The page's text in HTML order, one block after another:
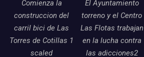
Comienza la
construccion del
carril bici de Las
Torres de Cotillas 1
scaled
El Ayuntamiento
torreno y el Centro
Las Flotas trabajan
en la lucha contra
las adicciones2